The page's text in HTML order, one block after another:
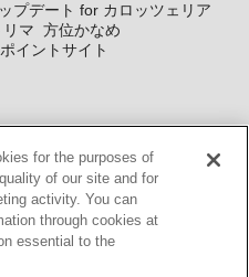
プデート for カロッツェリア
リマ 方位かなめ
イントサイト
WEBサイト・システム向け地
キット MapFan DB 住所確認
広告 Geo-Research
for the purposes of
of our site and for
activity. You can
through cookies at
essential to the